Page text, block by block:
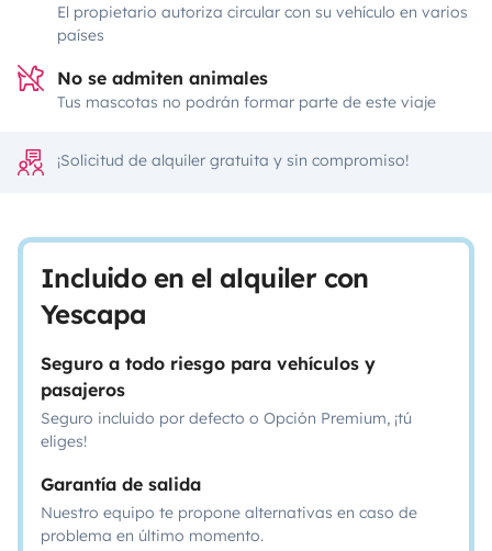
El propietario autoriza circular con su vehículo en varios
países
No se admiten animales
Tus mascotas no podrán formar parte de este viaje
¡Solicitud de alquiler gratuita y sin compromiso!
Incluido en el alquiler con
Yescapa
Seguro a todo riesgo para vehículos y
pasajeros
Seguro incluido por defecto o Opción Premium, ¡tú
eliges!
Garantía de salida
Nuestro equipo te propone alternativas en caso de
problema en último momento.